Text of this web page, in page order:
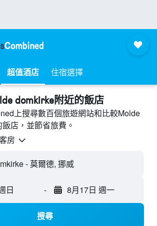
超值酒店 住宿選擇
domkirke附近​的飯店
上搜尋數百個旅遊網站和比較Molde
店，並節省旅費。
房
- 莫爾德, 挪威
日 - 8月17日 週一
搜尋